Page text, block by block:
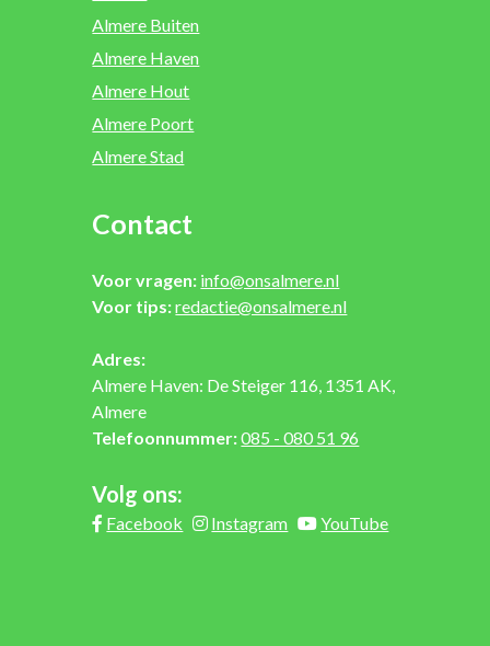
Almere Buiten
Almere Haven
Almere Hout
Almere Poort
Almere Stad
Contact
Voor vragen: info@onsalmere.nl
Voor tips:redactie@onsalmere.nl
Adres:
Almere Haven: De Steiger 116, 1351 AK,
Almere
Telefoonnummer:085 - 080 51 96
Volg ons:
Facebook Instagram YouTube